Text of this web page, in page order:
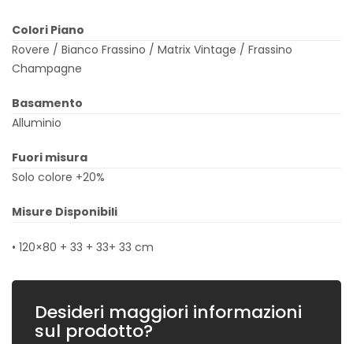
Colori Piano
Rovere / Bianco Frassino / Matrix Vintage / Frassino
Champagne
Basamento
Alluminio
Fuori misura
Solo colore +20%
Misure Disponibili
• 120×80 + 33 + 33+ 33 cm
Desideri maggiori informazioni
sul prodotto?